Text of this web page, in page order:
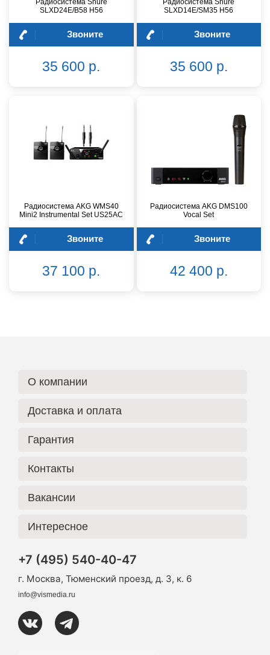
Радиосистема Shure
SLXD24E/B58 H56
Звоните
35 600 р.
Радиосистема Shure
SLXD14E/SM35 H56
Звоните
35 600 р.
Радиосистема AKG WMS40
Mini2 Instrumental Set US25AC
Звоните
37 100 р.
Радиосистема AKG DMS100
Vocal Set
Звоните
42 400 р.
О компании
Доставка и оплата
Гарантия
Контакты
Вакансии
Интересное
+7 (495) 540-40-47
г. Москва, Тюменский проезд, д. 3, к. 6
info@vismedia.ru